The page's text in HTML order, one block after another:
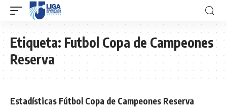
Etiqueta:Futbol Copa de Campeones
Reserva
Estadísticas Fútbol Copa de Campeones Reserva